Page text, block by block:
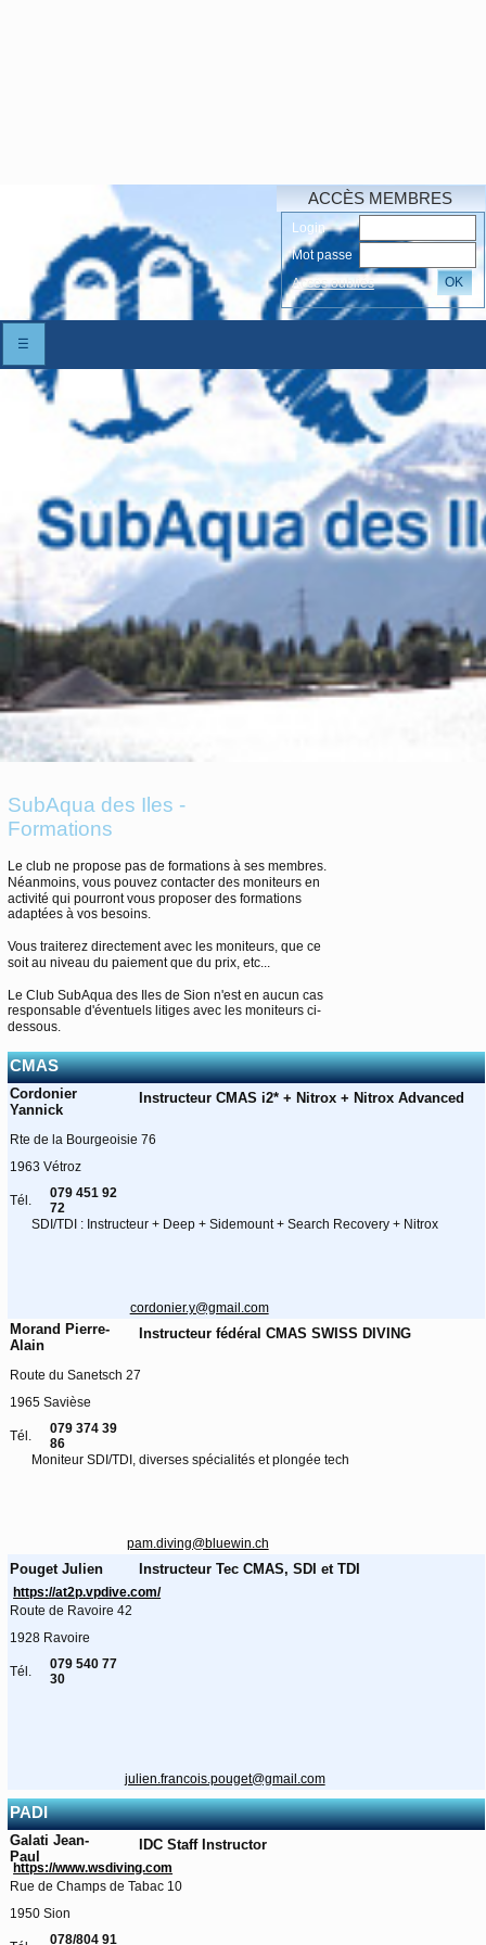
ACCÈS MEMBRES
Login
Mot passe
Accés oubliés
OK
☰
SubAqua des Iles -
Formations
Le club ne propose pas de formations à ses membres.
Néanmoins, vous pouvez contacter des moniteurs en
activité qui pourront vous proposer des formations
adaptées à vos besoins.
Vous traiterez directement avec les moniteurs, que ce
soit au niveau du paiement que du prix, etc...
Le Club SubAqua des Iles de Sion n'est en aucun cas
responsable d'éventuels litiges avec les moniteurs ci-
dessous.
CMAS
Cordonier
Yannick
Instructeur CMAS i2* + Nitrox + Nitrox Advanced
Rte de la Bourgeoisie 76
1963 Vétroz
Tél.
079 451 92
72
SDI/TDI : Instructeur + Deep + Sidemount + Search Recovery + Nitrox
cordonier.y@gmail.com
Morand Pierre-
Alain
Instructeur fédéral CMAS SWISS DIVING
Route du Sanetsch 27
1965 Savièse
Tél.
079 374 39
86
Moniteur SDI/TDI, diverses spécialités et plongée tech
pam.diving@bluewin.ch
Pouget Julien Instructeur Tec CMAS, SDI et TDI
https://at2p.vpdive.com/
Route de Ravoire 42
1928 Ravoire
Tél.
079 540 77
30
julien.francois.pouget@gmail.com
PADI
Galati Jean-
Paul
IDC Staff Instructor
https://www.wsdiving.com
Rue de Champs de Tabac 10
1950 Sion
078/804 91